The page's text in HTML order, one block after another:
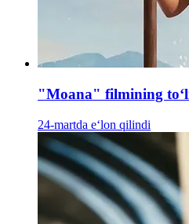
"Moana" filmining
24-martda e‘lon qilindi